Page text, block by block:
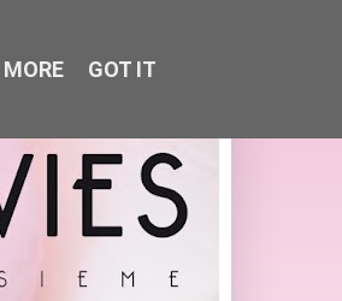
GOT IT